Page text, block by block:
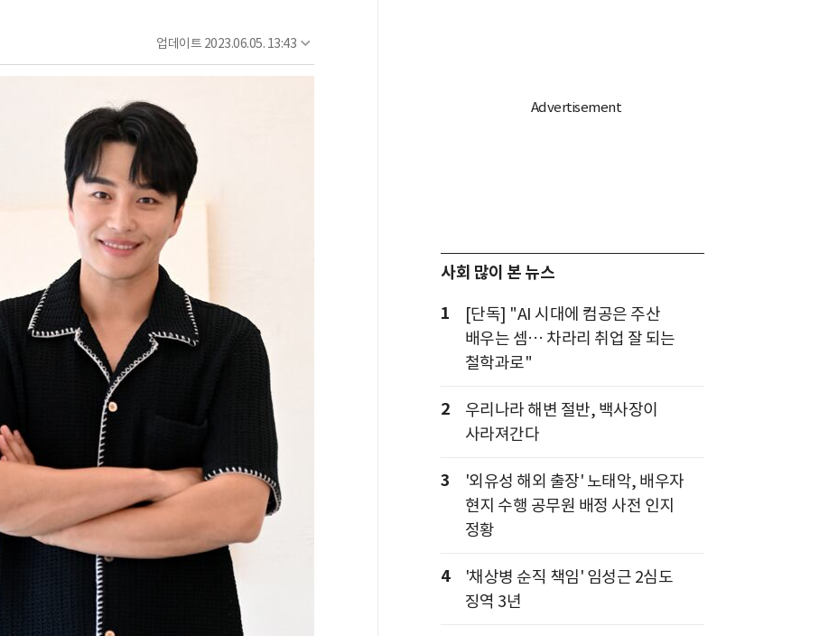
업데이트 2023.06.05. 13:43
사회 많이 본 뉴스
1
[단독] "AI 시대에 컴공은 주산
배우는 셈… 차라리 취업 잘 되는
철학과로"
2
우리나라 해변 절반, 백사장이
사라져간다
3
'외유성 해외 출장' 노태악, 배우자
현지 수행 공무원 배정 사전 인지
정황
4
'채상병 순직 책임' 임성근 2심도
징역 3년